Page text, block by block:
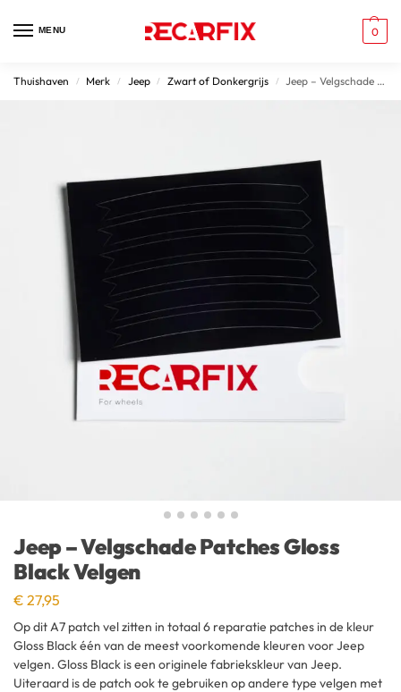
MENU 0
Thuishaven / Merk / Jeep / Zwart of Donkergrijs / Jeep – Velgschade Patches Gloss Black velgen
Jeep – Velgschade Patches Gloss
Black Velgen
€ 27,95
Op dit A7 patch vel zitten in totaal 6 reparatie patches in de kleur
Gloss Black één van de meest voorkomende kleuren voor Jeep
velgen. Gloss Black is een originele fabriekskleur van Jeep.
Uiteraard is de patch ook te gebruiken op andere type velgen met